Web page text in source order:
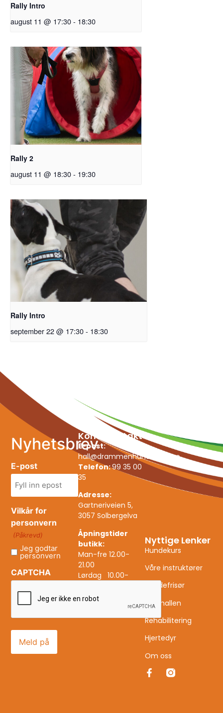
Rally Intro
august 11 @ 17:30- 18:30
Rally 2
august 11 @ 18:30- 19:30
Rally Intro
september 22 @ 17:30- 18:30
Nyttige Lenker
Hundekurs
Våre instruktører
Hundefrisør
Leie hallen
Rehabilitering
Hjertedyr
Om oss
Kom i kontakt
E-post:
hall@drammenhundepark.no
Telefon:99 35 00
35
Adresse:
Gartneriveien 5,
3057 Solbergelva
Åpningstider
butikk:
Man-fre 12.00-
21.00
Lørdag 10.00-
Nyhetsbrev
E-post
Vilkår for
personvern
(Påkrevd)
Jeg godtar
personvern
CAPTCHA